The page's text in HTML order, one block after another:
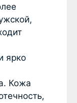
ярко
Кожа